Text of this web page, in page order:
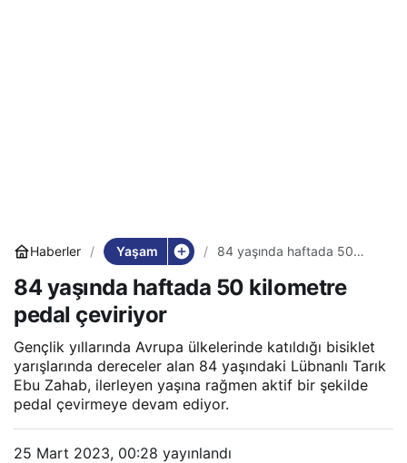
Haberler Yaşam
84 yaşında haftada 50
84 yaşında haftada 50 kilometre
pedal çeviriyor
Gençlik yıllarında Avrupa ülkelerinde katıldığı bisiklet
yarışlarında dereceler alan 84 yaşındaki Lübnanlı Tarık
Ebu Zahab, ilerleyen yaşına rağmen aktif bir şekilde
pedal çevirmeye devam ediyor.
25 Mart 2023, 00:28 yayınlandı